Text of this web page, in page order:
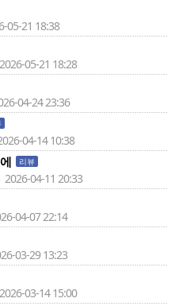
05-21 18:38
05-21 18:28
04-24 23:36
04-14 10:38
리뷰
04-11 20:33
04-07 22:14
03-29 13:23
03-14 15:00